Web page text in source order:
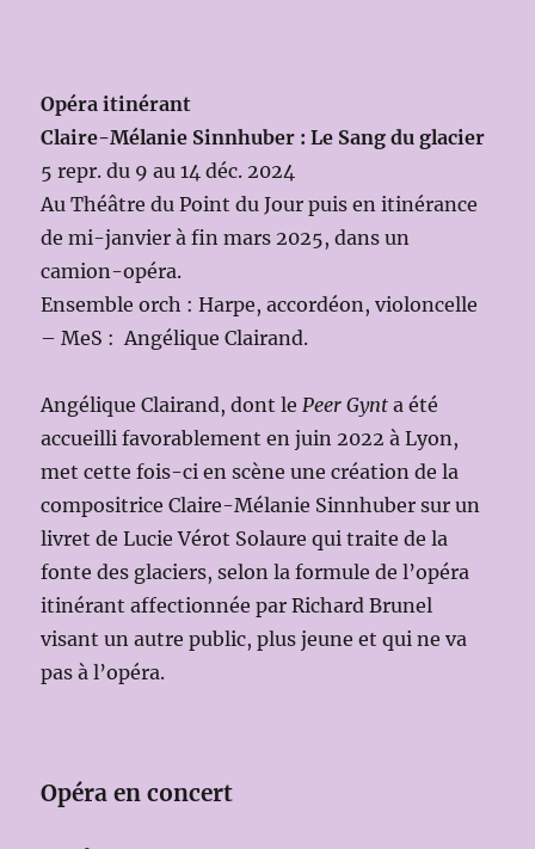
Opéra itinérant
Claire-Mélanie Sinnhuber : Le Sang du glacier
5 repr. du 9 au 14 déc. 2024
Au Théâtre du Point du Jour puis en itinérance
de mi-janvier à fin mars 2025, dans un
camion-opéra.
Ensemble orch : Harpe, accordéon, violoncelle
– MeS : Angélique Clairand.
Angélique Clairand, dont le Peer Gynta été
accueilli favorablement en juin 2022 à Lyon,
met cette fois-ci en scène une création de la
compositrice Claire-Mélanie Sinnhuber sur un
livret de Lucie Vérot Solaure qui traite de la
fonte des glaciers, selon la formule de l’opéra
itinérant affectionnée par Richard Brunel
visant un autre public, plus jeune et qui ne va
pas à l’opéra.
Opéra en concert